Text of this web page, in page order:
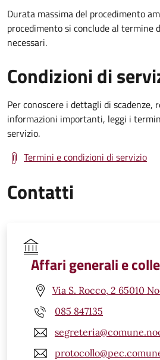
Durata massima del procedimento
procedimento si conclude al termine
necessari.
Condizioni di
Per conoscere i dettagli di scadenze,
informazioni importanti, leggi i
servizio.
Termini e condizioni di servizio
Contatti
Affari generali e
Via S. Rocco, 2 65010
085 847135